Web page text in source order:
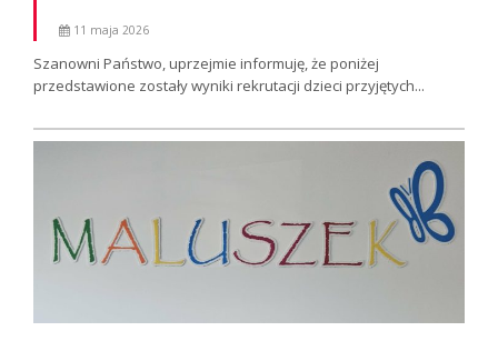
11 maja 2026
Szanowni Państwo, uprzejmie informuję, że poniżej
przedstawione zostały wyniki rekrutacji dzieci przyjętych...